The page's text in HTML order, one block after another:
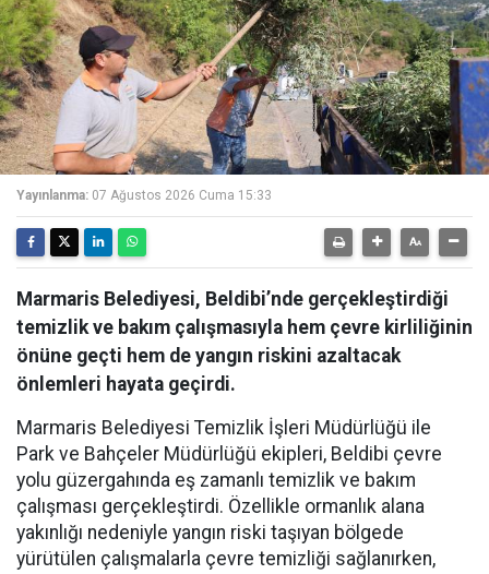
Yayınlanma: 07 Ağustos 2026 Cuma 15:33
Marmaris Belediyesi, Beldibi’nde gerçekleştirdiği
temizlik ve bakım çalışmasıyla hem çevre kirliliğinin
önüne geçti hem de yangın riskini azaltacak
önlemleri hayata geçirdi.
Marmaris Belediyesi Temizlik İşleri Müdürlüğü ile
Park ve Bahçeler Müdürlüğü ekipleri, Beldibi çevre
yolu güzergahında eş zamanlı temizlik ve bakım
çalışması gerçekleştirdi. Özellikle ormanlık alana
yakınlığı nedeniyle yangın riski taşıyan bölgede
yürütülen çalışmalarla çevre temizliği sağlanırken,